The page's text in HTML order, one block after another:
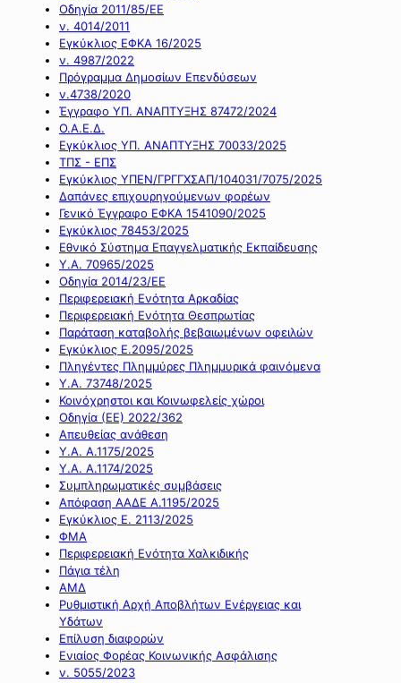
Οδηγία 2011/85/ΕΕ
ν. 4014/2011
Εγκύκλιος ΕΦΚΑ 16/2025
ν. 4987/2022
Πρόγραμμα Δημοσίων Επενδύσεων
ν.4738/2020
Έγγραφο ΥΠ. ΑΝΑΠΤΥΞΗΣ 87472/2024
Ο.Α.Ε.Δ.
Εγκύκλιος ΥΠ. ΑΝΑΠΤΥΞΗΣ 70033/2025
ΤΠΣ - ΕΠΣ
Εγκύκλιος ΥΠΕΝ/ΓΡΓΓΧΣΑΠ/104031/7075/2025
Δαπάνες επιχουρηγούμενων φορέων
Γενικό Έγγραφο ΕΦΚΑ 1541090/2025
Εγκύκλιος 78453/2025
Εθνικό Σύστημα Επαγγελματικής Εκπαίδευσης
Υ.Α. 70965/2025
Οδηγία 2014/23/ΕΕ
Περιφερειακή Ενότητα Αρκαδίας
Περιφερειακή Ενότητα Θεσπρωτίας
Παράταση καταβολής βεβαιωμένων οφειλών
Εγκύκλιος Ε.2095/2025
Πληγέντες Πλημμύρες Πλημμυρικά φαινόμενα
Υ.Α. 73748/2025
Κοινόχρηστοι και Κοινωφελείς χώροι
Οδηγία (ΕΕ) 2022/362
Απευθείας ανάθεση
Υ.Α. Α.1175/2025
Υ.Α. Α.1174/2025
Συμπληρωματικές συμβάσεις
Απόφαση ΑΑΔΕ Α.1195/2025
Εγκύκλιος Ε. 2113/2025
ΦΜΑ
Περιφερειακή Ενότητα Χαλκιδικής
Πάγια τέλη
ΑΜΔ
Ρυθμιστική Αρχή Αποβλήτων Ενέργειας και
Υδάτων
Επίλυση διαφορών
Ενιαίος Φορέας Κοινωνικής Ασφάλισης
ν. 5055/2023